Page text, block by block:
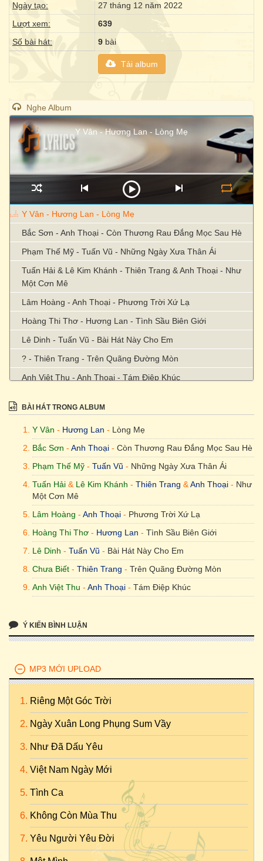
Ngày tạo:
27 tháng 12 năm 2022
Lượt xem:
639
Số bài hát:
9 bài
Tải album
Nghe Album
Y Vân - Hương Lan - Lòng Mẹ
Y Vân - Hương Lan - Lòng Mẹ
Bắc Sơn - Anh Thoại - Còn Thương Rau Đắng Mọc Sau Hè
Phạm Thế Mỹ - Tuấn Vũ - Những Ngày Xưa Thân Ái
Tuấn Hải & Lê Kim Khánh - Thiên Trang & Anh Thoại - Như
Một Cơn Mê
Lâm Hoàng - Anh Thoại - Phương Trời Xứ Lạ
Hoàng Thi Thơ - Hương Lan - Tình Sầu Biên Giới
Lê Dinh - Tuấn Vũ - Bài Hát Này Cho Em
? - Thiên Trang - Trên Quãng Đường Mòn
Anh Việt Thu - Anh Thoại - Tám Điệp Khúc
BÀI HÁT TRONG ALBUM
Y Vân - Hương Lan - Lòng Mẹ
Bắc Sơn - Anh Thoại - Còn Thương Rau Đắng Mọc Sau Hè
Phạm Thế Mỹ - Tuấn Vũ - Những Ngày Xưa Thân Ái
Tuấn Hải & Lê Kim Khánh - Thiên Trang &Anh Thoại - Như
Một Cơn Mê
Lâm Hoàng - Anh Thoại - Phương Trời Xứ Lạ
Hoàng Thi Thơ - Hương Lan - Tình Sầu Biên Giới
Lê Dinh - Tuấn Vũ - Bài Hát Này Cho Em
Chưa Biết - Thiên Trang - Trên Quãng Đường Mòn
Anh Việt Thu - Anh Thoại - Tám Điệp Khúc
Ý KIẾN BÌNH LUẬN
MP3 MỚI UPLOAD
Riêng Một Góc Trời
Ngày Xuân Long Phụng Sum Vầy
Như Đã Dấu Yêu
Việt Nam Ngày Mới
Tình Ca
Không Còn Mùa Thu
Yêu Người Yêu Đời